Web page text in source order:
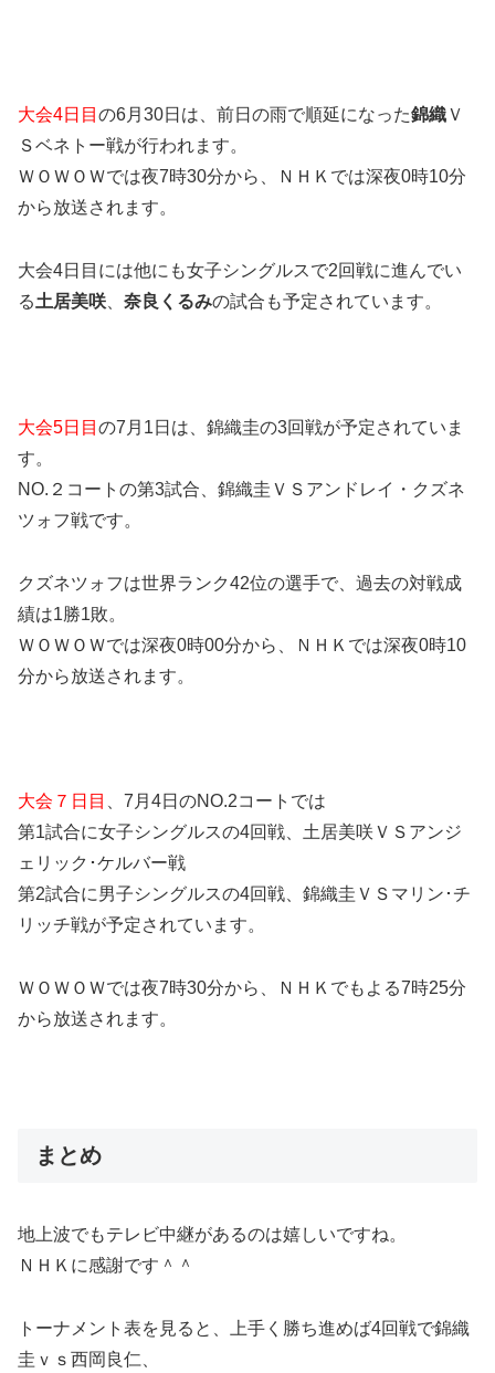
大会4日目 の6月30日は、前日の雨で順延になった錦織Ｖ
Ｓベネトー戦が行われます。
ＷＯＷＯＷでは夜7時30分から、ＮＨＫでは深夜0時10分
から放送されます。
大会4日目には他にも女子シングルスで2回戦に進んでい
る土居美咲 奈良くるみの試合も予定されています。
大会5日目 の7月1日は、錦織圭の3回戦が予定されていま
す。
NO.２コートの第3試合、錦織圭ＶＳアンドレイ・クズネ
ツォフ戦です。
クズネツォフは世界ランク42位の選手で、過去の対戦成
績は1勝1敗。
ＷＯＷＯＷでは深夜0時00分から、ＮＨＫでは深夜0時10
分から放送されます。
大会７日目
、7月4日のNO.2コートでは
第1試合に女子シングルスの4回戦、土居美咲ＶＳアンジ
ェリック･ケルバー戦
第2試合に男子シングルスの4回戦、錦織圭ＶＳマリン･チ
リッチ戦が予定されています。
ＷＯＷＯＷでは夜7時30分から、ＮＨＫでもよる7時25分
から放送されます。
まとめ
地上波でもテレビ中継があるのは嬉しいですね。
ＮＨＫに感謝です＾＾
トーナメント表を見ると、上手く勝ち進めば4回戦で錦織
圭ｖｓ西岡良仁、